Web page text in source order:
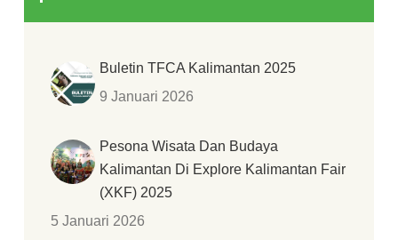
Buletin TFCA Kalimantan 2025
9 Januari 2026
Pesona Wisata Dan Budaya
Kalimantan Di Explore Kalimantan Fair
(XKF) 2025
5 Januari 2026